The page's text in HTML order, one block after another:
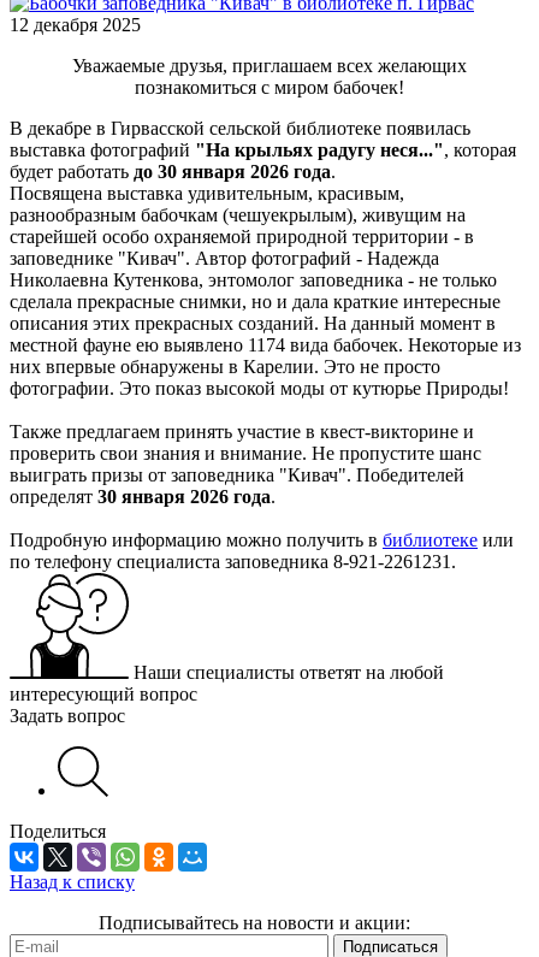
12 декабря 2025
Уважаемые друзья, приглашаем всех желающих
познакомиться с миром бабочек!
В декабре в Гирвасской сельской библиотеке появилась
выставка фотографий "На крыльях радугу неся...", которая
будет работать до 30 января 2026 года.
Посвящена выставка удивительным, красивым,
разнообразным бабочкам (чешуекрылым), живущим на
старейшей особо охраняемой природной территории - в
заповеднике "Кивач". Автор фотографий - Надежда
Николаевна Кутенкова, энтомолог заповедника - не только
сделала прекрасные снимки, но и дала краткие интересные
описания этих прекрасных созданий. На данный момент в
местной фауне ею выявлено 1174 вида бабочек. Некоторые из
них впервые обнаружены в Карелии. Это не просто
фотографии. Это показ высокой моды от кутюрье Природы!
Также предлагаем принять участие в квест-викторине и
проверить свои знания и внимание. Не пропустите шанс
выиграть призы от заповедника "Кивач". Победителей
определят 30 января 2026 года.
Подробную информацию можно получить в библиотеке или
по телефону специалиста заповедника 8-921-2261231.
Наши специалисты ответят на любой
интересующий вопрос
Задать вопрос
Поделиться
Назад к списку
Подписывайтесь на новости и акции: